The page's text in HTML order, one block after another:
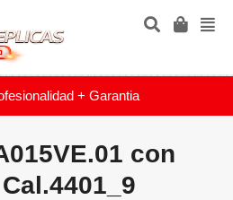
+ Garantia
con